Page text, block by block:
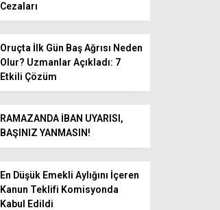
Cezaları
Oruçta İlk Gün Baş Ağrısı Neden
Olur? Uzmanlar Açıkladı: 7
Etkili Çözüm
RAMAZANDA İBAN UYARISI,
BAŞINIZ YANMASIN!
En Düşük Emekli Aylığını İçeren
Kanun Teklifi Komisyonda
Kabul Edildi